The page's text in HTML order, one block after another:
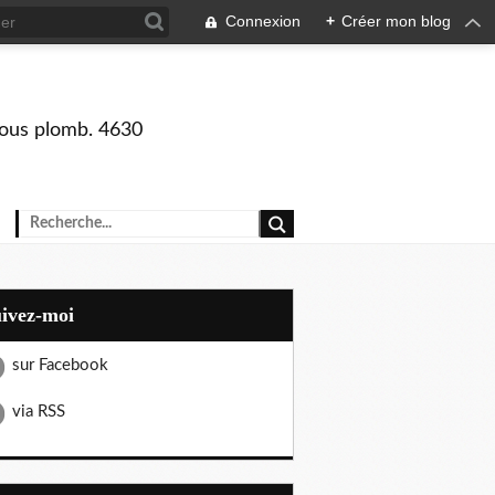
Connexion + Créer mon blog
plomb. 4630
moi
sur Facebook
via RSS